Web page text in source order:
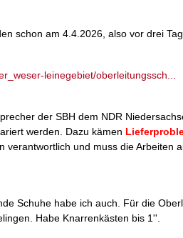
schon am 4.4.2026, also vor drei
leinegebiet/oberleitungssch...
der SBH dem NDR
werden. Dazu kämen
verantwortlich und muss die Arbeiten
Schuhe habe ich auch. Für die
Habe Knarrenkästen bis 1''.